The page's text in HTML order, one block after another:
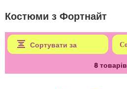
Костюми з Фортнайт
Сортувати за
8товарів